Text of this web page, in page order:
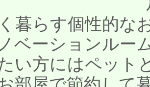
暮らす個性的な
ベーションルー
い方にはペット